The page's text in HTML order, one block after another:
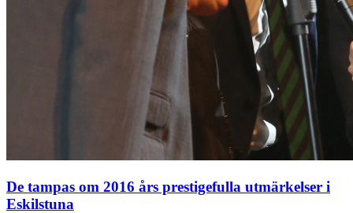
De tampas om 2016 års prestigefulla utmärkelser i
Eskilstuna